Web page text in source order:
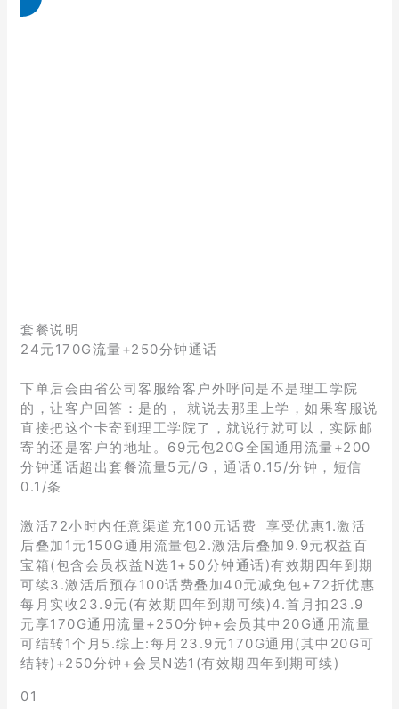
套餐说明
24元170G流量+250分钟通话
下单后会由省公司客服给客户外呼问是不是理工学院
的，让客户回答：是的， 就说去那里上学，如果客服说
直接把这个卡寄到理工学院了，就说行就可以，实际邮
寄的还是客户的地址。69元包20G全国通用流量+200
分钟通话超出套餐流量5元/G，通话0.15/分钟，短信
0.1/条
激活72小时内任意渠道充100元话费 享受优惠1.激活
后叠加1元150G通用流量包2.激活后叠加9.9元权益百
宝箱(包含会员权益N选1+50分钟通话)有效期四年到期
可续3.激活后预存100话费叠加40元减免包+72折优惠
每月实收23.9元(有效期四年到期可续)4.首月扣23.9
元享170G通用流量+250分钟+会员其中20G通用流量
可结转1个月5.综上:每月23.9元170G通用(其中20G可
结转)+250分钟+会员N选1(有效期四年到期可续)
01